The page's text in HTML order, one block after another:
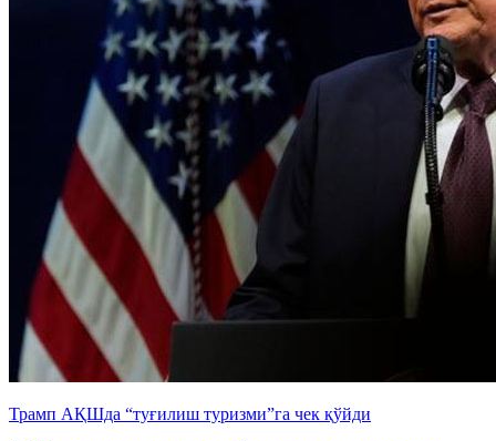
Трамп АҚШда “туғилиш туризми”га чек қўйди